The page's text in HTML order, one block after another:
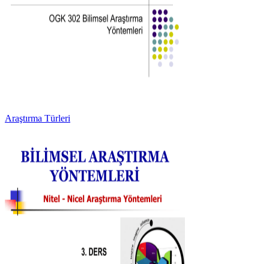
Araştırma Türleri